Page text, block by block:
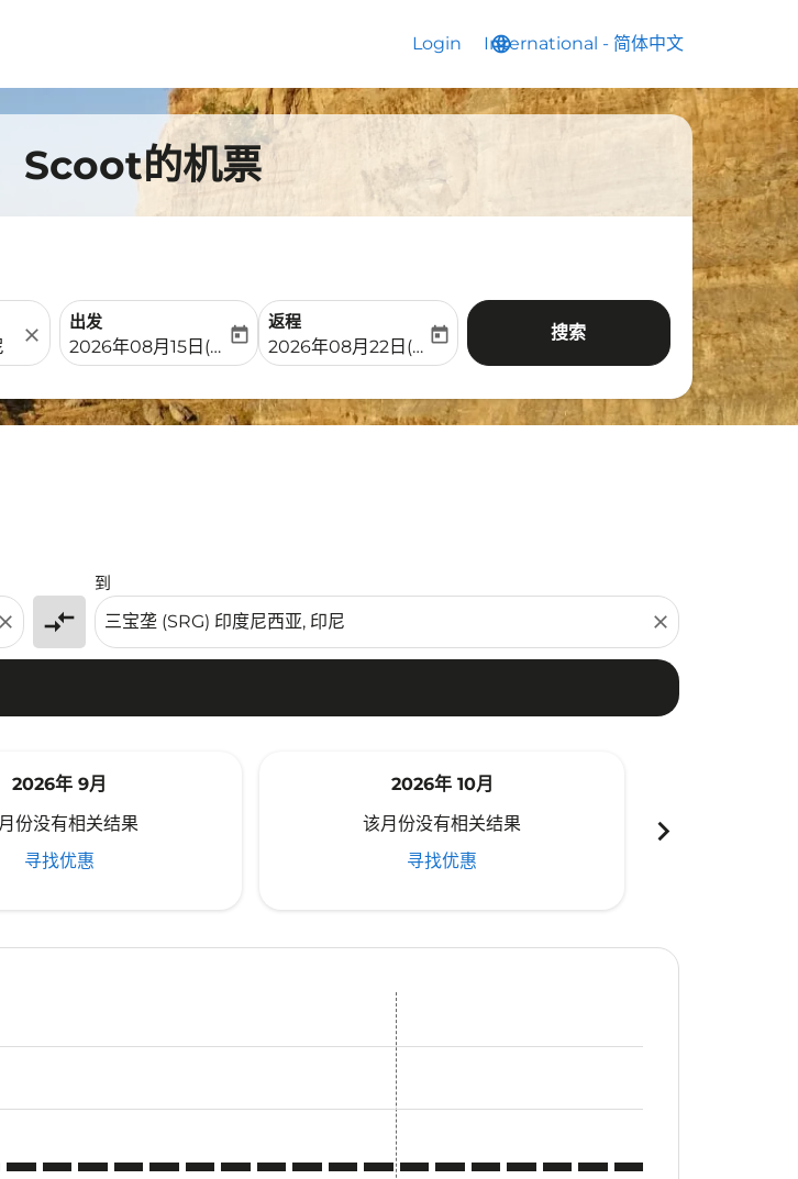
Login language
International - 简体中文
keyboard_arrow_down
Scoot的机票
close
出发
fc-booking-departure-date-aria-label
2026年08月15日(周六)
today
返程
fc-booking-return-date-aria-label
2026年08月22日(周六)
today 搜索
close compare_arrows
到
close
2026年 9月
份没有相关结果
寻找优惠
2026年 10月
该月份没有相关结果
寻找优惠
chevron_right
LGK–SRG: cmp-view-offers-disclaimer. 寻找优惠
LGK–SRG: cmp-view-offers-disclaimer. 寻找优惠
LGK–SRG: cmp-view-offers-disclaimer. 寻找优惠
LGK–SRG: cmp-view-offers-disclaimer. 寻找优惠
LGK–SRG: cmp-view-offers-disclaimer. 寻找优惠
LGK–SRG: cmp-view-offers-disclaimer. 寻找优惠
LGK–SRG: cmp-view-offers-disclaimer. 寻找优惠
LGK–SRG: cmp-view-offers-disclaimer. 寻找优惠
LGK–SRG: cmp-view-offers-disclaimer. 寻找优惠
LGK–SRG: cmp-view-offers-disclaimer. 寻找优惠